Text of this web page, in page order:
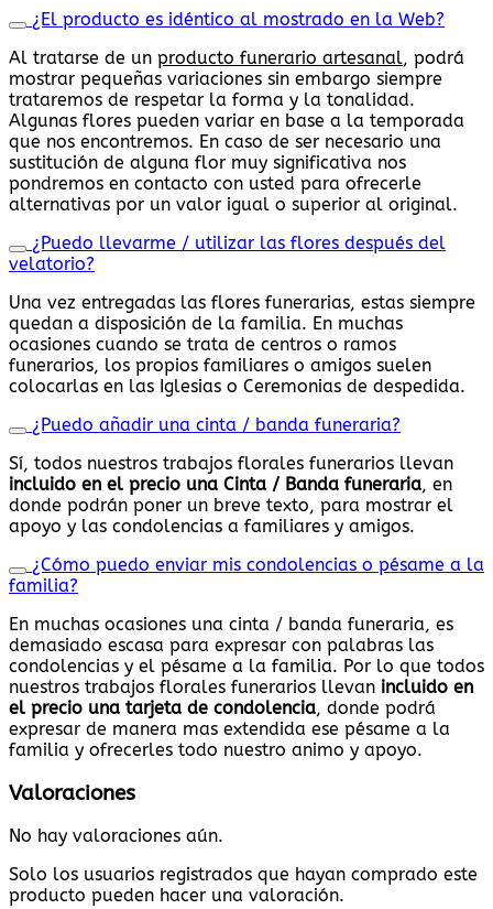
¿El producto es idéntico al mostrado en la Web?
Al tratarse de un producto funerario artesanal, podrá
mostrar pequeñas variaciones sin embargo siempre
trataremos de respetar la forma y la tonalidad.
Algunas flores pueden variar en base a la temporada
que nos encontremos. En caso de ser necesario una
sustitución de alguna flor muy significativa nos
pondremos en contacto con usted para ofrecerle
alternativas por un valor igual o superior al original.
¿Puedo llevarme / utilizar las flores después del
velatorio?
Una vez entregadas las flores funerarias, estas siempre
quedan a disposición de la familia. En muchas
ocasiones cuando se trata de centros o ramos
funerarios, los propios familiares o amigos suelen
colocarlas en las Iglesias o Ceremonias de despedida.
¿Puedo añadir una cinta / banda funeraria?
Sí, todos nuestros trabajos florales funerarios llevan
incluido en el precio una Cinta / Banda funeraria, en
donde podrán poner un breve texto, para mostrar el
apoyo y las condolencias a familiares y amigos.
¿Cómo puedo enviar mis condolencias o pésame a la
familia?
En muchas ocasiones una cinta / banda funeraria, es
demasiado escasa para expresar con palabras las
condolencias y el pésame a la familia. Por lo que todos
nuestros trabajos florales funerarios llevan incluido en
el precio una tarjeta de condolencia, donde podrá
expresar de manera mas extendida ese pésame a la
familia y ofrecerles todo nuestro animo y apoyo.
Valoraciones
No hay valoraciones aún.
Solo los usuarios registrados que hayan comprado este
producto pueden hacer una valoración.